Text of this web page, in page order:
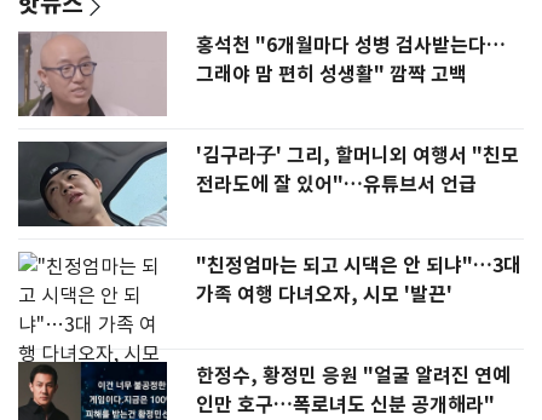
홍석천 "6개월마다 성병 검사받는다…
그래야 맘 편히 성생활" 깜짝 고백
'김구라子' 그리, 할머니외 여행서 "친모
전라도에 잘 있어"…유튜브서 언급
"친정엄마는 되고 시댁은 안 되냐"…3대
가족 여행 다녀오자, 시모 '발끈'
한정수, 황정민 응원 "얼굴 알려진 연예
인만 호구…폭로녀도 신분 공개해라"